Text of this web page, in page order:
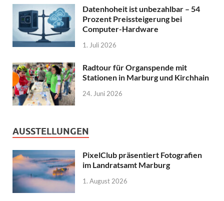
Datenhoheit ist unbezahlbar – 54
Prozent Preissteigerung bei
Computer-Hardware
1. Juli 2026
Radtour für Organspende mit
Stationen in Marburg und Kirchhain
24. Juni 2026
AUSSTELLUNGEN
PixelClub präsentiert Fotografien
im Landratsamt Marburg
1. August 2026